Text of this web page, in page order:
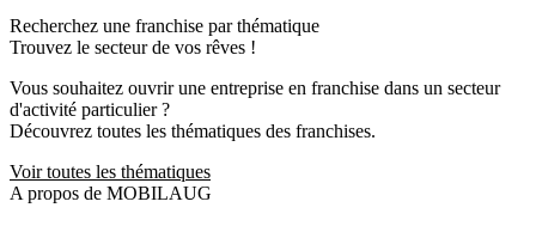
Recherchez une franchise par thématique
Trouvez le secteur de vos rêves !
Vous souhaitez ouvrir une entreprise en franchise dans un secteur
d'activité particulier ?
Découvrez toutes les thématiques des franchises.
Voir toutes les thématiques
A propos de MOBILAUG